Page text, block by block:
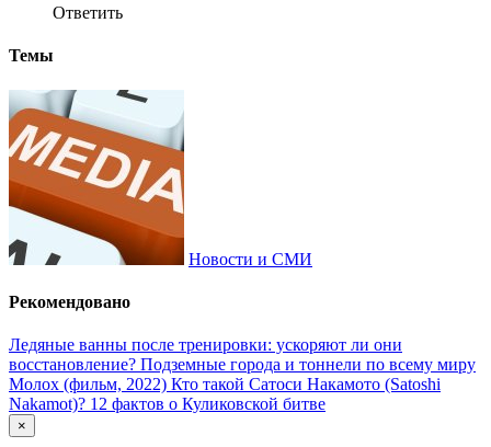
Ответить
Темы
Новости и СМИ
Рекомендовано
Ледяные ванны после тренировки: ускоряют ли они
восстановление? Подземные города и тоннели по всему миру
Молох (фильм, 2022) Кто такой Сатоси Накамото (Satoshi
Nakamot)? 12 фактов о Куликовской битве
×